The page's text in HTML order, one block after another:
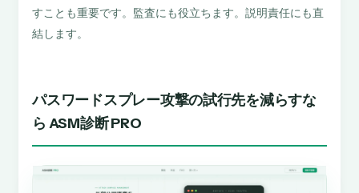
すことも重要です。監査にも役立ちます。説明責任にも直
結します。
パスワードスプレー攻撃の試行先を減らすな
ら ASM診断 PRO